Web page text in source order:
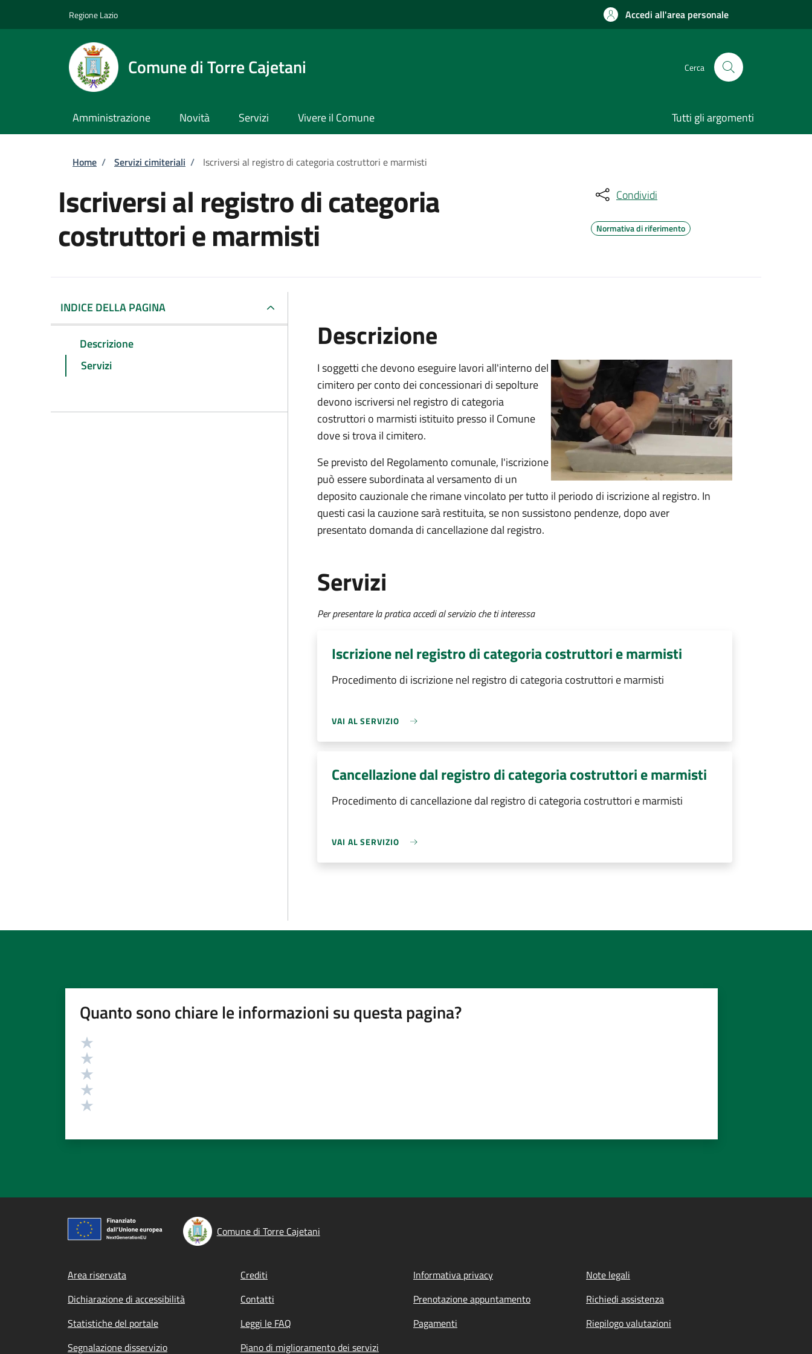
Regione Lazio Accedi all'area personale
Comune di Torre Cajetani Cerca
Amministrazione Novità Servizi Vivere il Comune Tutti gli argomenti
Briciole di pane
Home / Servizi cimiteriali / Iscriversi al registro di categoria costruttori e marmisti
Iscriversi al registro di categoria
costruttori e marmisti
Condividi
Normativa di riferimento
INDICE DELLA PAGINA
Descrizione
Servizi
Descrizione
I soggetti che devono eseguire lavori all'interno del
cimitero per conto dei concessionari di sepolture
devono iscriversi nel registro di categoria
costruttori o marmisti istituito presso il Comune
dove si trova il cimitero.
Se previsto del Regolamento comunale, l'iscrizione
può essere subordinata al versamento di un
deposito cauzionale che rimane vincolato per tutto il periodo di iscrizione al registro. In
questi casi la cauzione sarà restituita, se non sussistono pendenze, dopo aver
presentato domanda di cancellazione dal registro.
Servizi
Per presentare la pratica accedi al servizio che ti interessa
Iscrizione nel registro di categoria costruttori e marmisti
Procedimento di iscrizione nel registro di categoria costruttori e marmisti
VAI AL SERVIZIO
Cancellazione dal registro di categoria costruttori e marmisti
Procedimento di cancellazione dal registro di categoria costruttori e marmisti
VAI AL SERVIZIO
Quanto sono chiare le informazioni su questa pagina?
Valutazione
Comune di Torre Cajetani
Footer menu
Area riservata Crediti Informativa privacy
Note legali
Dichiarazione di accessibilità
Contatti Prenotazione appuntamento
Richiedi assistenza
Statistiche del portale
Leggi le FAQ Pagamenti
Riepilogo valutazioni
Segnalazione disservizio
Piano di miglioramento dei servizi